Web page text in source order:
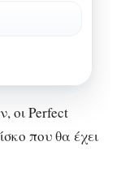
οι Perfect
που θα έχει